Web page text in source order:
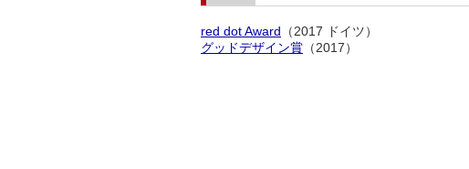
red dot Award （2017 ドイツ）
グッドデザイン賞 （2017）